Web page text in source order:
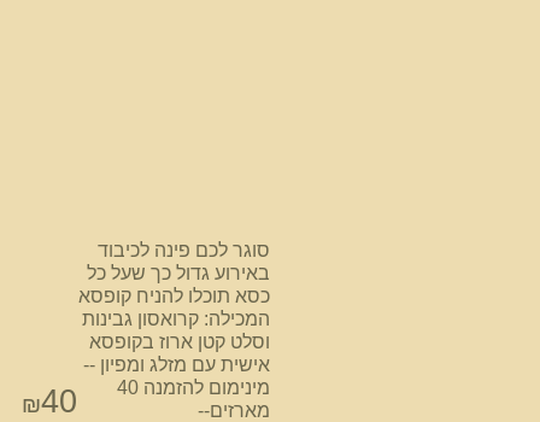
סוגר לכם פינה לכיבוד
באירוע גדול כך שעל כל
כסא תוכלו להניח קופסא
המכילה: קרואסון גבינות
וסלט קטן ארוז בקופסא
אישית עם מזלג ומפיון --
מינימום להזמנה 40
מארזים--
₪40